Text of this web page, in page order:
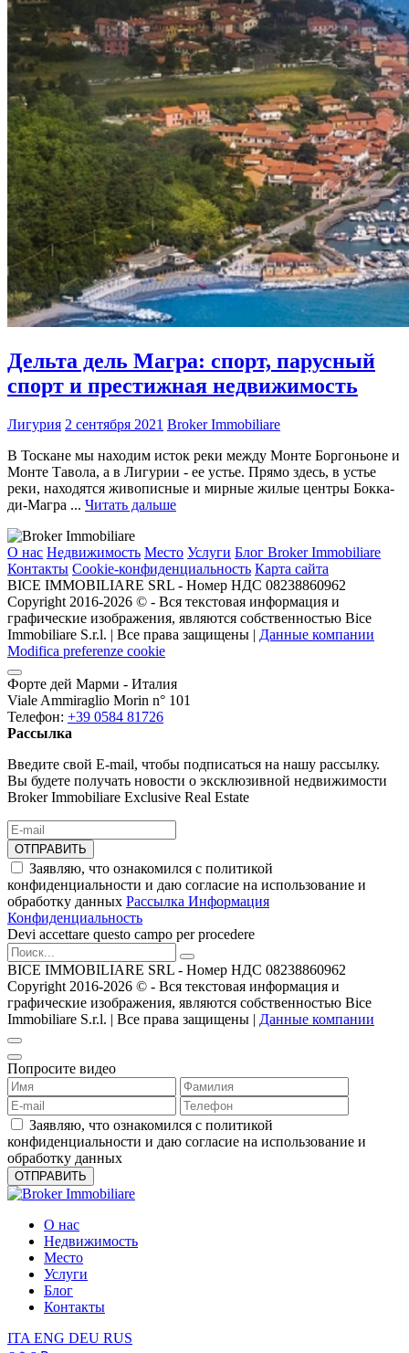
Дельта дель Магра: спорт, парусный
спорт и престижная недвижимость
Лигурия 2 сентября 2021 Broker Immobiliare
В Тоскане мы находим исток реки между Монте Боргоньоне и
Монте Тавола, а в Лигурии - ее устье. Прямо здесь, в устье
реки, находятся живописные и мирные жилые центры Бокка-
ди-Магра ... Читать дальше
О нас Недвижимость Место Услуги Блог Broker Immobiliare
Контакты Cookie-конфиденциальность Карта сайта
BICE IMMOBILIARE SRL - Номер НДС 08238860962
Copyright 2016-2026 ©️ - Вся текстовая информация и
графические изображения, являются собственностью Bice
Immobiliare S.r.l. | Все права защищены | Данные компании
Modifica preferenze cookie
Форте дей Марми - Италия
Viale Ammiraglio Morin n° 101
Телефон: +39 0584 81726
Рассылка
Введите свой E-mail, чтобы подписаться на нашу рассылку.
Вы будете получать новости о эксклюзивной недвижимости
Broker Immobiliare Exclusive Real Estate
ОТПРАВИТЬ
Заявляю, что ознакомился с политикой
конфиденциальности и даю согласие на использование и
обработку данных Рассылка Информация
Конфиденциальность
Devi accettare questo campo per procedere
BICE IMMOBILIARE SRL - Номер НДС 08238860962
Copyright 2016-2026 ©️ - Вся текстовая информация и
графические изображения, являются собственностью Bice
Immobiliare S.r.l. | Все права защищены | Данные компании
Попросите видео
Заявляю, что ознакомился с политикой
конфиденциальности и даю согласие на использование и
обработку данных
О нас
Недвижимость
Место
Услуги
Блог
Контакты
ITA ENG DEU RUS